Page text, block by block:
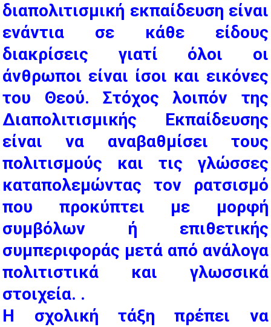
διαπολιτισμική εκπαίδευση είναι
ενάντια σε κάθε είδους
διακρίσεις γιατί όλοι οι
άνθρωποι είναι ίσοι και εικόνες
του Θεού. Στόχος λοιπόν της
Διαπολιτισμικής Εκπαίδευσης
είναι να αναβαθμίσει τους
πολιτισμούς και τις γλώσσες
καταπολεμώντας τον ρατσισμό
που προκύπτει με μορφή
συμβόλων ή επιθετικής
συμπεριφοράς μετά από ανάλογα
πολιτιστικά και γλωσσικά
στοιχεία. .
Η σχολική τάξη πρέπει να